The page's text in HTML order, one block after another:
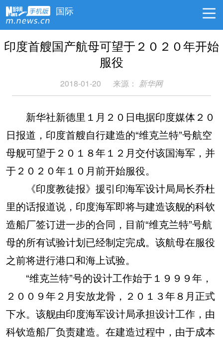
国际
印度首艘国产航母可望于２０２０年开始
服役
2018-01-20 来源： 新华网
新华社新德里１月２０日电据印度媒体２０
日报道，印度首艘自行建造的“维克兰特”号航空
母舰可望于２０１８年１２月交付该国海军，并
于２０２０年１０月前开始服役。
《印度教徒报》援引印海军设计局局长乔杜
里的话报道说，印度海军即将与建造该舰的科钦
造船厂签订进一步的合同，目前“维克兰特”号航
母的所有试验计划已经制定完成。该航母在服役
之前将进行港口和海上试验。
“维克兰特”号的设计工作始于１９９９年，
２００９年２月安放龙骨，２０１３年８月正式
下水。该舰由印度海军设计局承担设计工作，由
科钦造船厂负责建造。在建造过程中，由于成本